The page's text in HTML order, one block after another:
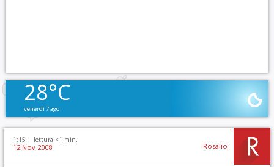
28°C
venerdì 7 ago
1:15 | lettura <1 min.
12 Nov 2008 Rosalio